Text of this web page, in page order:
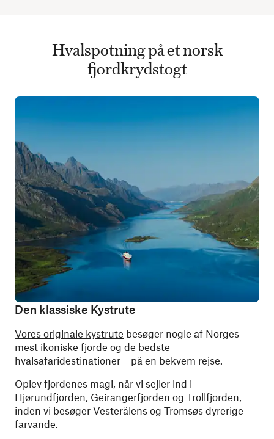
Hvalspotning på et norsk
fjordkrydstogt
Den klassiske Kystrute
Vores originale kystrute besøger nogle af Norges
mest ikoniske fjorde og de bedste
hvalsafaridestinationer – på en bekvem rejse.
Oplev fjordenes magi, når vi sejler ind i
Hjørundfjorden, Geirangerfjorden og Trollfjorden,
inden vi besøger Vesterålens og Tromsøs dyrerige
farvande.